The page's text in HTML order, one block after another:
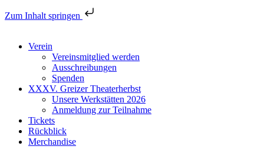
Zum Inhalt springen
Verein
Vereinsmitglied werden
Ausschreibungen
Spenden
XXXV. Greizer Theaterherbst
Unsere Werkstätten 2026
Anmeldung zur Teilnahme
Tickets
Rückblick
Merchandise